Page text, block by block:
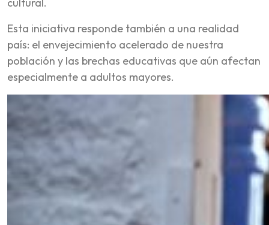
Esta iniciativa responde también a una realidad
país: el envejecimiento acelerado de nuestra
población y las brechas educativas que aún afectan
especialmente a adultos mayores.